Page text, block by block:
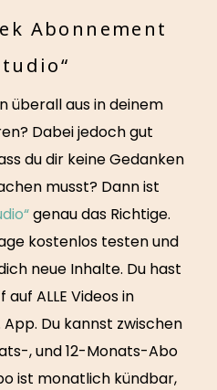
Abonnement
überall aus in deinem
Dabei jedoch gut
du dir keine Gedanken
musst? Dann ist
genau das Richtige.
kostenlos testen und
neue Inhalte. Du hast
ALLE Videos in
Du kannst zwischen
, und 12-Monats-Abo
ist monatlich kündbar,